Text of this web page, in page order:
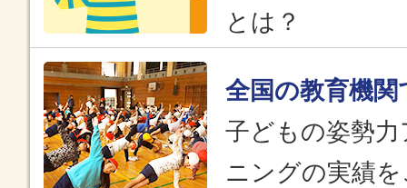
とは？
全国の教育機関
子どもの姿勢
ニングの実績